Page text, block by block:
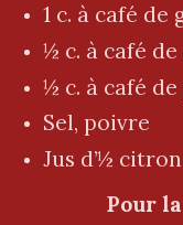
1 c. à café de
½ c. à café
½ c. à café
Sel, poivre
Jus d’½ citron
Pour